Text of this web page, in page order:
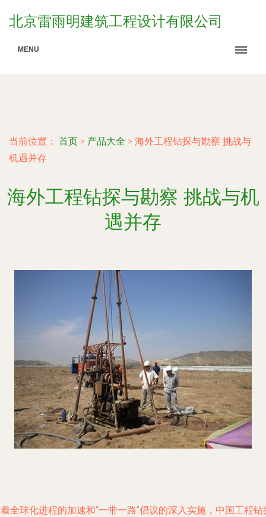
北京雷雨明建筑工程设计有限公司
MENU
当前位置： 首页 > 产品大全 > 海外工程钻探与勘察 挑战与
机遇并存
海外工程钻探与勘察 挑战与机
遇并存
全球化进程的加速和“一带一路”倡议的深入实施，中国工程钻